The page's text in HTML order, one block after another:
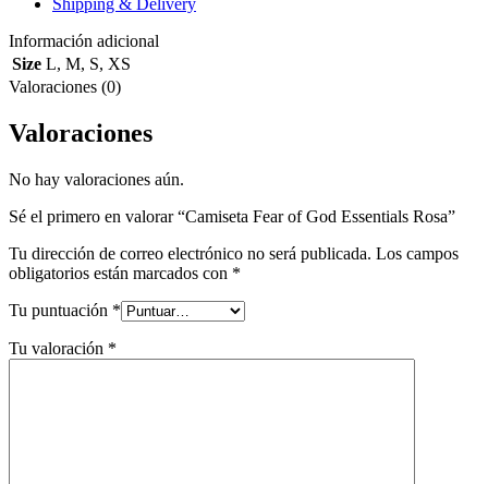
Información adicional
Size L, M, S, XS
Valoraciones (0)
Valoraciones
No hay valoraciones aún.
Sé el primero en valorar “Camiseta Fear of God Essentials Rosa”
Tu dirección de correo electrónico no será publicada. Los campos
obligatorios están marcados con *
Tu puntuación *
Tu valoración *